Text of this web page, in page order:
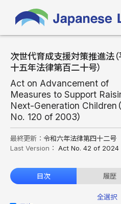
次世代育成支援対策推進法
十五年法律第百二十号）
Act on Advancement of
Measures to Support
Next-Generation Children
No. 120 of 2003）
最終更新： 令和六年法律第四十二号
Last Version： Act No. 42 of 2024
目次 履歴
全選択